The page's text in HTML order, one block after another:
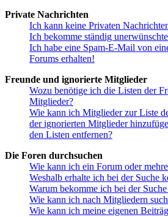
Private Nachrichten
Ich kann keine Privaten
Ich bekomme ständig
Ich habe eine Spam-E-Mail von
Forums erhalten!
Freunde und ignorierte Mitglieder
Wozu benötige ich die Listen der
Mitglieder?
Wie kann ich Mitglieder zur Liste
der ignorierten Mitglieder
den Listen entfernen?
Die Foren durchsuchen
Wie kann ich ein Forum oder
Weshalb erhalte ich bei der Suche
Warum bekomme ich bei der
Wie kann ich nach Mitgliedern
Wie kann ich meine eigenen